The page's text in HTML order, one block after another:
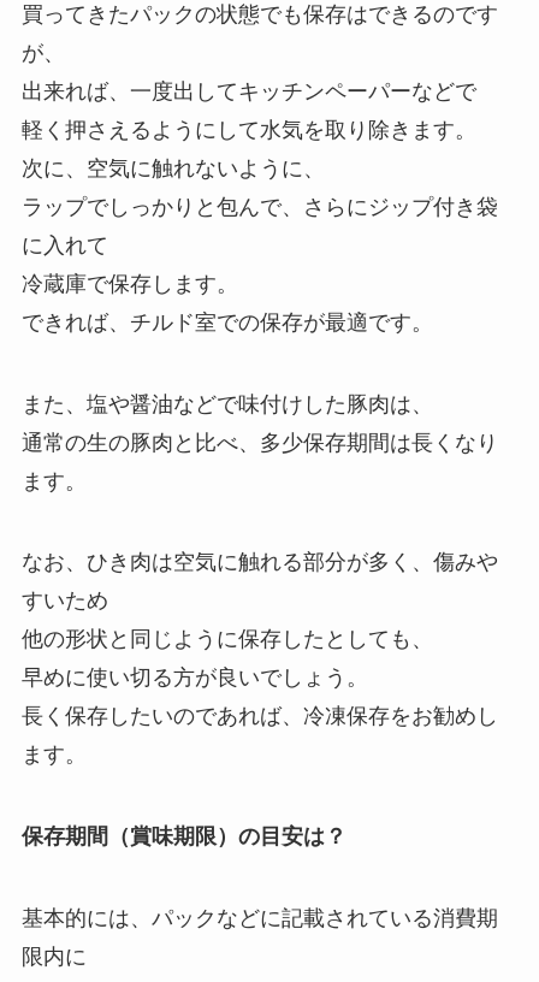
買ってきたパックの状態でも保存はできるのです
が、
出来れば、一度出してキッチンペーパーなどで
軽く押さえるようにして水気を取り除きます。
次に、空気に触れないように、
ラップでしっかりと包んで、さらにジップ付き袋
に入れて
冷蔵庫で保存します。
できれば、チルド室での保存が最適です。
また、塩や醤油などで味付けした豚肉は、
通常の生の豚肉と比べ、多少保存期間は長くなり
ます。
なお、ひき肉は空気に触れる部分が多く、傷みや
すいため
他の形状と同じように保存したとしても、
早めに使い切る方が良いでしょう。
長く保存したいのであれば、冷凍保存をお勧めし
ます。
保存期間（賞味期限）の目安は？
基本的には、パックなどに記載されている消費期
限内に